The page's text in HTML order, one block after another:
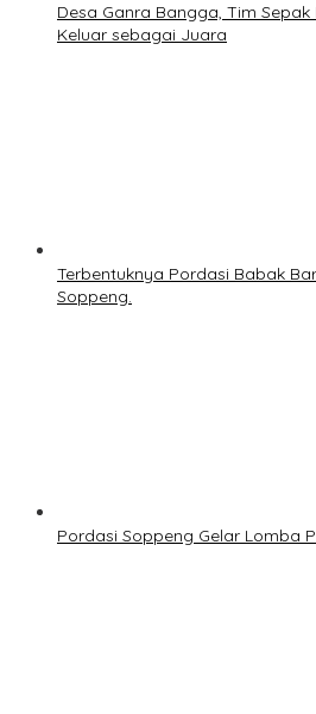
Desa Ganra Bangga, Tim
Keluar sebagai Juara
Terbentuknya Pordasi Babak
Soppeng.
Pordasi Soppeng Gelar Lomba